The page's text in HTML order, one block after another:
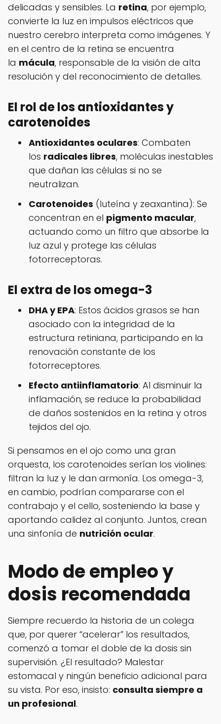
delicadas y sensibles. La retina, por ejemplo,
convierte la luz en impulsos eléctricos que
nuestro cerebro interpreta como imágenes. Y
en el centro de la retina se encuentra
la mácula, responsable de la visión de alta
resolución y del reconocimiento de detalles.
El rol de los antioxidantes y
carotenoides
Antioxidantes oculares: Combaten
los radicales libres, moléculas inestables
que dañan las células si no se
neutralizan.
Carotenoides (luteína y zeaxantina): Se
concentran en el pigmento macular,
actuando como un filtro que absorbe la
luz azul y protege las células
fotorreceptoras.
El extra de los omega-3
DHA y EPA: Estos ácidos grasos se han
asociado con la integridad de la
estructura retiniana, participando en la
renovación constante de los
fotorreceptores.
Efecto antiinflamatorio: Al disminuir la
inflamación, se reduce la probabilidad
de daños sostenidos en la retina y otros
tejidos del ojo.
Si pensamos en el ojo como una gran
orquesta, los carotenoides serían los violines:
filtran la luz y le dan armonía. Los omega-3,
en cambio, podrían compararse con el
contrabajo y el cello, sosteniendo la base y
aportando calidez al conjunto. Juntos, crean
una sinfonía de nutrición ocular.
Modo de empleo y
dosis recomendada
Siempre recuerdo la historia de un colega
que, por querer “acelerar” los resultados,
comenzó a tomar el doble de la dosis sin
supervisión. ¿El resultado? Malestar
estomacal y ningún beneficio adicional para
su vista. Por eso, insisto: consulta siempre a
un profesional.